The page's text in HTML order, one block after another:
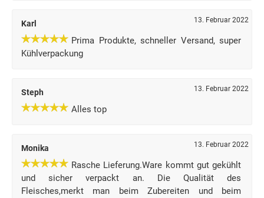
Karl 13. Februar 2022
Prima Produkte, schneller Versand, super
Kühlverpackung
Steph 13. Februar 2022
Alles top
Monika 13. Februar 2022
Rasche Lieferung.Ware kommt gut gekühlt
und sicher verpackt an. Die Qualität des
Fleisches,merkt man beim Zubereiten und beim